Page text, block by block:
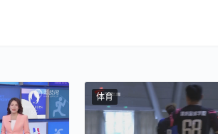
体育